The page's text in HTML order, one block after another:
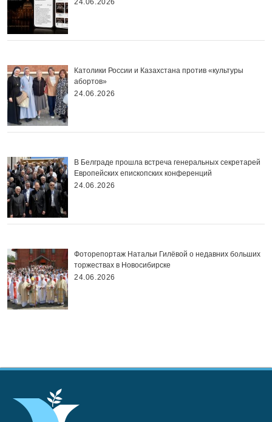
24.06.2026
Католики России и Казахстана против «культуры
абортов»
24.06.2026
В Белграде прошла встреча генеральных секретарей
Европейских епископских конференций
24.06.2026
Фоторепортаж Натальи Гилёвой о недавних больших
торжествах в Новосибирске
24.06.2026